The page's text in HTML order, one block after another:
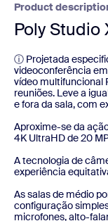
Product
Poly Studio
ⓘ Projetada
videoconferência
vídeo multifuncional
reuniões. Leve a
e fora da sala, com
Aproxime-se da
4K UltraHD de 20
A tecnologia de
experiência
As salas de médio
configuração
microfones, alto-